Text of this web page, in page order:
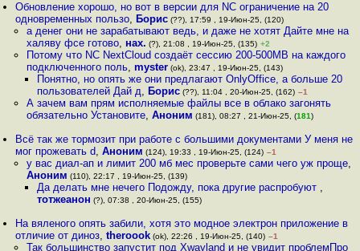
Обновление хорошо, но вот в версии для NC ограничение на 20
одновременных пользо, Борис (??), 17:59 , 19-Июн-25, (120)
а денег они не зарабатывают ведь, и даже не хотят Дайте мне на
халяву фсе готово, нах. (?), 21:08 , 19-Июн-25, (135) +2
Потому что NC NextCloud создаёт сессию 200-500MB на каждого
подключенного поль, myster(ok), 23:47 , 19-Июн-25, (143)
Понятно, но опять же они предлагают OnlyOffice, а больше 20
пользователей Дай д, Борис(??), 11:04 , 20-Июн-25, (162) –1
А зачем вам прям исполняемые файлы все в облако загонять
обязательно Установите, Аноним (181), 08:27 , 21-Июн-25, (181)
Всё так же тормозит при работе с большими документами У меня не
мог прожевать d,Аноним (124), 19:33 , 19-Июн-25, (124) –1
у вас диал-ап и лимит 200 мб мес проверьте сами чего уж проще,
Аноним (110), 22:17 , 19-Июн-25, (139)
Да делать мне нечего Подожду, пока другие распробуют ,
тотжеанон (?), 07:38 , 20-Июн-25, (155)
На вяленого опять забили, хотя это модное электрон приложение в
отличие от диноз,theroook (ok), 22:26 , 19-Июн-25, (140) –1
Так большинство запустит под Xwayland и не увидит проблемПро